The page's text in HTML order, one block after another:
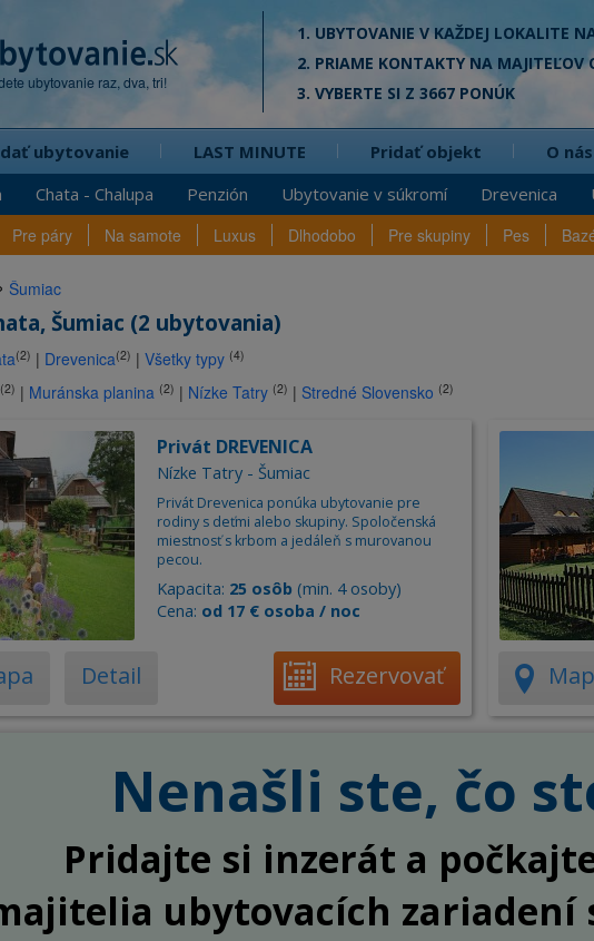
ubytovanie raz, dva, tri!
1. UBYTOVANIE V KAŽDEJ LOKALITE
2. PRIAME KONTAKTY NA MAJITEĽOV
3. VYBERTE SI Z 3667 PONÚK
Chata - Chalupa Penzión Ubytovanie v súkromí Drevenica
ubytovanie LAST MINUTE Pridať objekt O nás
Pre páry Na samote Luxus Dlhodobo Pre skupiny Pes
Šumiac
Šumiac (2 ubytovania)
(2) | Drevenica(2) | Všetky typy (4)
(2) | Muránska planina (2) | Nízke Tatry (2) | Stredné Slovensko (2)
Privát DREVENICA
Nízke Tatry - Šumiac
Privát Drevenica ponúka ubytovanie pre
rodiny s deťmi alebo skupiny. Spoločenská
miestnosť s krbom a jedáleň s murovanou
pecou.
Kapacita: 25 osôb (min. 4 osoby)
Cena: od 17 € osoba / noc
Detail Rezervovať
Nenašli ste, čo
Pridajte si inzerát a
ubytovacích zariadení